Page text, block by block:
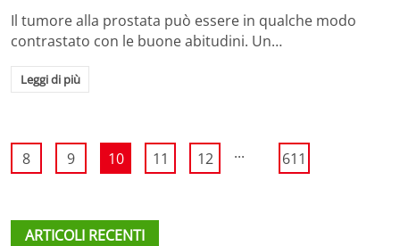
Il tumore alla prostata può essere in qualche modo
contrastato con le buone abitudini. Un…
Leggi di più
8 9 10 11 12 ... 611
ARTICOLI RECENTI